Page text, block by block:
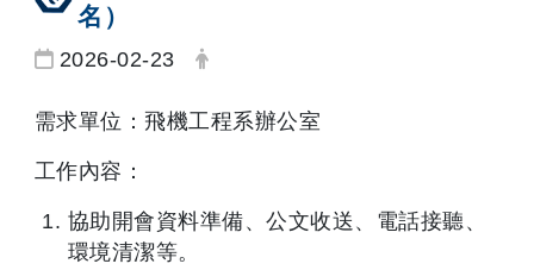
名）
日期：
2026-02-23 發布者：
需求單位：飛機工程系辦公室
工作內容：
協助開會資料準備、公文收送、電話接聽、
環境清潔等。